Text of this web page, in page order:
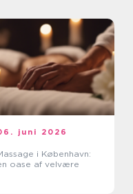
juni 2026
i København:
oase af velvære